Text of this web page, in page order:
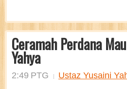
Ceramah Perdana
Yahya
2:49 PTG Ustaz Yusaini